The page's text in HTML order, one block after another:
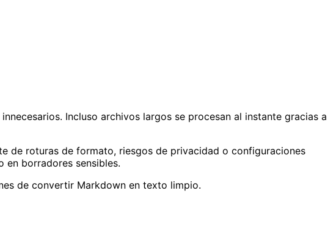
Incluso archivos largos se procesan al instante gracias a
de roturas de formato, riesgos de privacidad o configuraciones
en borradores sensibles.
de convertir Markdown en texto limpio.